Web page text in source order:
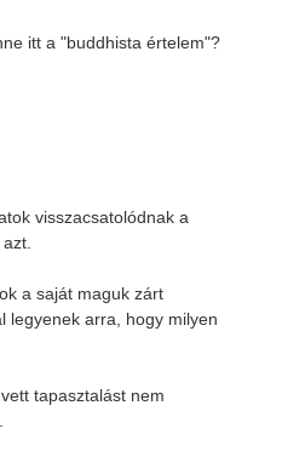
itt a "buddhista értelem"?
visszacsatolódnak a
a saját maguk zárt
legyenek arra, hogy milyen
tapasztalást nem